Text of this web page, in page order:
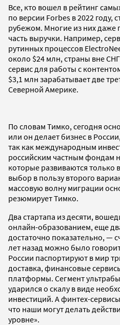
Все, кто вошел в рейтинг
по версии Forbes в 2022 году,
рубежом. Многие из них даже
часть выручки. Например,
рутинных процессов
около $24 млн, страны вне
сервис для работы с
$3,1 млн зарабатывает две
Северной Америке.
По словам Тимко, сегодня
или он делает бизнес в
так как международным
российским частным фондам
которые развиваются
выбор в пользу второго
массовую волну миграции
резюмирует Тимко.
Два стартапа из десяти,
онлайн-образованием, еще
достаточно показательно, —
лет назад можно было
России паспортируют в мир
доставка, финансовые
платформы. Сегмент
ударился о скалу в виде
инвестиций. А финтех-
что наши могут делать
уровне».